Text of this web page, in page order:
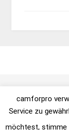
Copyright ©
Dein
camforpro
Service zu
möchtest, stimme